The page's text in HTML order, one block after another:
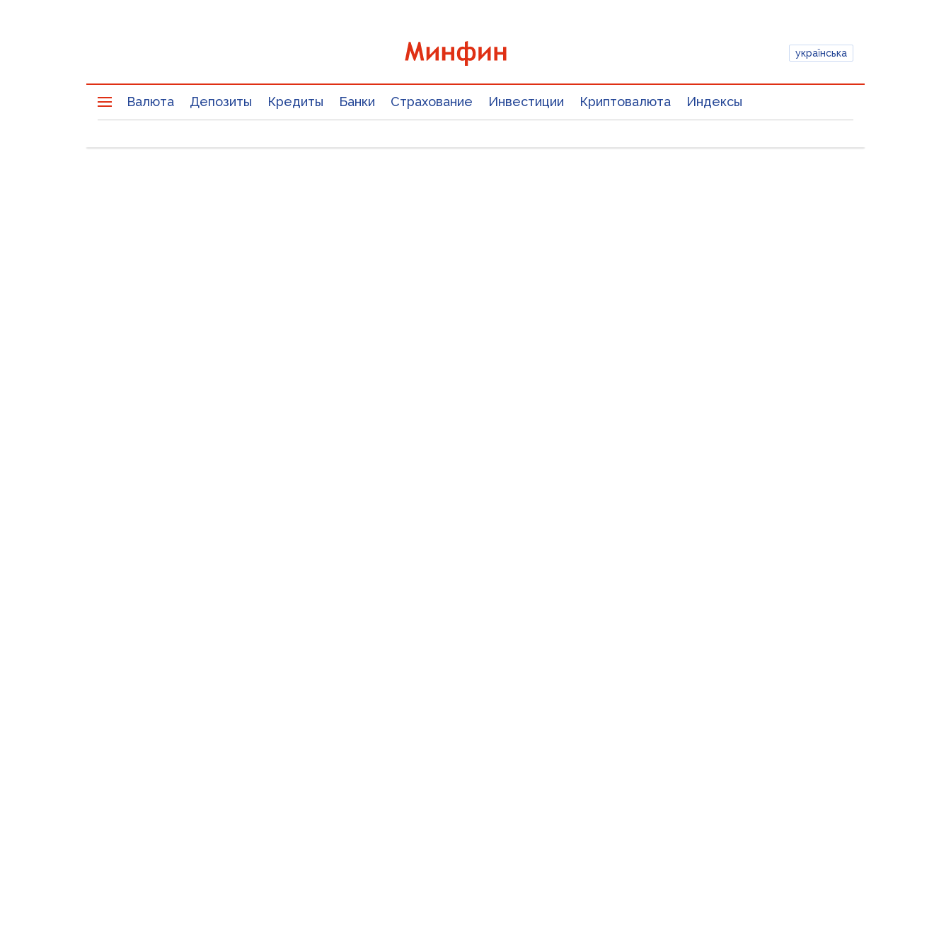
українська
Валюта Депозиты Кредиты Банки Страхование Инвестиции Криптовалюта Индексы